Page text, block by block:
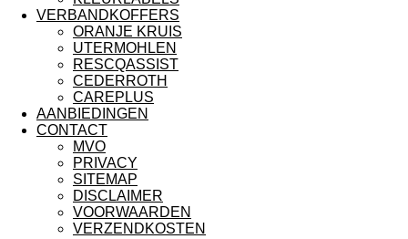
VERBANDKOFFERS
ORANJE KRUIS
UTERMOHLEN
RESCQASSIST
CEDERROTH
CAREPLUS
AANBIEDINGEN
CONTACT
MVO
PRIVACY
SITEMAP
DISCLAIMER
VOORWAARDEN
VERZENDKOSTEN